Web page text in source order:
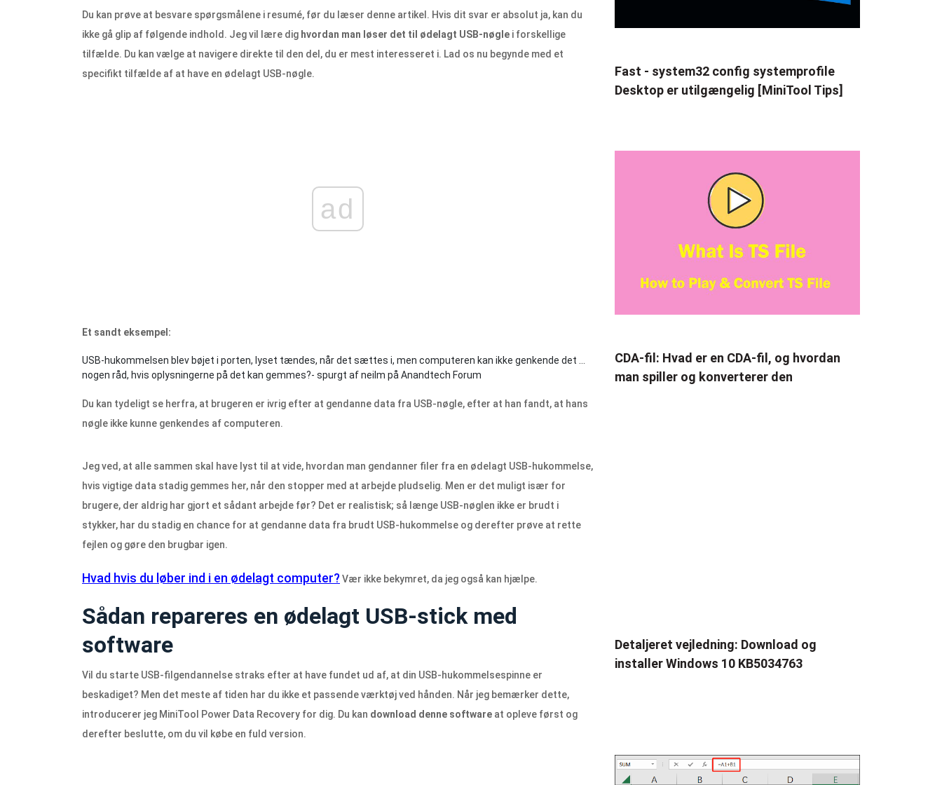
Du kan prøve at besvare spørgsmålene i resumé, før du læser denne artikel. Hvis dit svar er absolut ja, kan du
ikke gå glip af følgende indhold. Jeg vil lære dig hvordan man løser det til ødelagt USB-nøgle i forskellige
tilfælde. Du kan vælge at navigere direkte til den del, du er mest interesseret i. Lad os nu begynde med et
specifikt tilfælde af at have en ødelagt USB-nøgle.
ad
Et sandt eksempel:
USB-hukommelsen blev bøjet i porten, lyset tændes, når det sættes i, men computeren kan ikke genkende det ...
nogen råd, hvis oplysningerne på det kan gemmes?- spurgt af neilm på Anandtech Forum
Du kan tydeligt se herfra, at brugeren er ivrig efter at gendanne data fra USB-nøgle, efter at han fandt, at hans
nøgle ikke kunne genkendes af computeren.
Jeg ved, at alle sammen skal have lyst til at vide, hvordan man gendanner filer fra en ødelagt USB-hukommelse,
hvis vigtige data stadig gemmes her, når den stopper med at arbejde pludselig. Men er det muligt især for
brugere, der aldrig har gjort et sådant arbejde før? Det er realistisk; så længe USB-nøglen ikke er brudt i
stykker, har du stadig en chance for at gendanne data fra brudt USB-hukommelse og derefter prøve at rette
fejlen og gøre den brugbar igen.
Hvad hvis du løber ind i en ødelagt computer? Vær ikke bekymret, da jeg også kan hjælpe.
Sådan repareres en ødelagt USB-stick med
software
Vil du starte USB-filgendannelse straks efter at have fundet ud af, at din USB-hukommelsespinne er
beskadiget? Men det meste af tiden har du ikke et passende værktøj ved hånden. Når jeg bemærker dette,
introducerer jeg MiniTool Power Data Recovery for dig. Du kan download denne software at opleve først og
derefter beslutte, om du vil købe en fuld version.
Fast - system32 config systemprofile
Desktop er utilgængelig [MiniTool Tips]
CDA-fil: Hvad er en CDA-fil, og hvordan
man spiller og konverterer den
Detaljeret vejledning: Download og
installer Windows 10 KB5034763